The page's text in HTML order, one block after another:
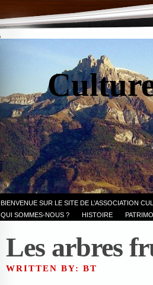
BIENVENUE SUR LE SITE DE L’ASSOCIATION
QUI SOMMES-NOUS ?
HISTOIRE
Les arbres
WRITTEN BY: BT